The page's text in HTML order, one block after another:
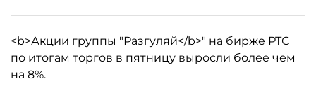
<b>Акции группы "Разгуляй</b>" на бирже РТС
по итогам торгов в пятницу выросли более чем
на 8%.